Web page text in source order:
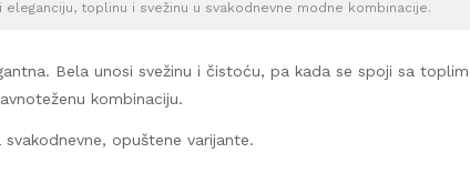
toplinu i svežinu u svakodnevne modne kombinacije.
Bela unosi svežinu i čistoću, pa kada se spoji sa toplim
kombinaciju.
opuštene varijante.